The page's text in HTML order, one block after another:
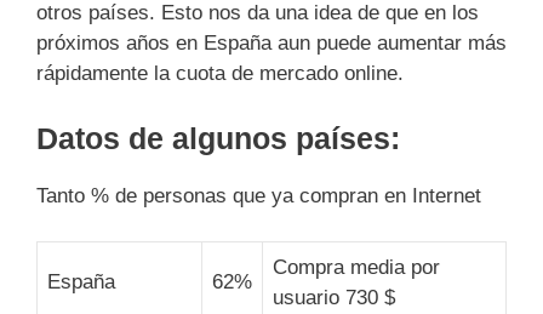
otros países. Esto nos da una idea de que en los
próximos años en España aun puede aumentar más
rápidamente la cuota de mercado online.
Datos de algunos países:
Tanto % de personas que ya compran en Internet
España 62%
Compra media por
usuario 730 $